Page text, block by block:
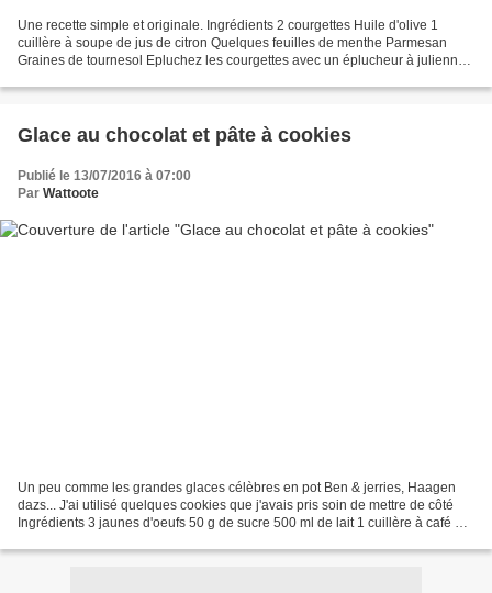
Une recette simple et originale. Ingrédients 2 courgettes Huile d'olive 1
cuillère à soupe de jus de citron Quelques feuilles de menthe Parmesan
Graines de tournesol Epluchez les courgettes avec un éplucheur à julienne
Glace au chocolat et pâte à cookies
Publié le 13/07/2016 à 07:00
Par Wattoote
Un peu comme les grandes glaces célèbres en pot Ben & jerries, Haagen
dazs... J'ai utilisé quelques cookies que j'avais pris soin de mettre de côté
Ingrédients 3 jaunes d'oeufs 50 g de sucre 500 ml de lait 1 cuillère à café de